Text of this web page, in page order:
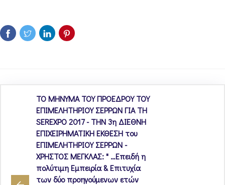
ΤΟ ΜΗΝΥΜΑ ΤΟΥ ΠΡΟΕΔΡΟΥ ΤΟΥ
ΕΠΙΜΕΛΗΤΗΡΙΟΥ ΣΕΡΡΩΝ ΓΙΑ ΤΗ
SEREXPO 2017 - ΤΗΝ 3η ΔΙΕΘΝΗ
ΕΠΙΧΕΙΡΗΜΑΤΙΚΗ ΕΚΘΕΣΗ του
ΕΠΙΜΕΛΗΤΗΡΙΟΥ ΣΕΡΡΩΝ -
ΧΡΗΣΤΟΣ ΜΕΓΚΛΑΣ: " …Επειδή η
πολύτιμη Εμπειρία & Επιτυχία
των δύο προηγούμενων ετών